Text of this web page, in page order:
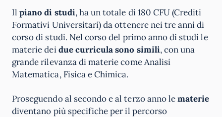
Ilpiano di studi, ha un totale di 180 CFU (Crediti
Formativi Universitari) da ottenere nei tre anni di
corso di studi. Nel corso del primo anno di studi le
materie deidue curricula sono simili, con una
grande rilevanza di materie come Analisi
Matematica, Fisica e Chimica.
Proseguendo al secondo e al terzo anno lematerie
diventano più specifiche per il percorso